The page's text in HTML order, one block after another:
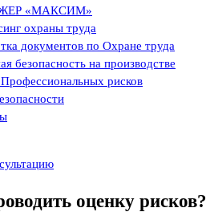
«МАКСИМ»
охраны труда
документов по Охране труда
безопасность на производстве
рисков
оценку рисков?